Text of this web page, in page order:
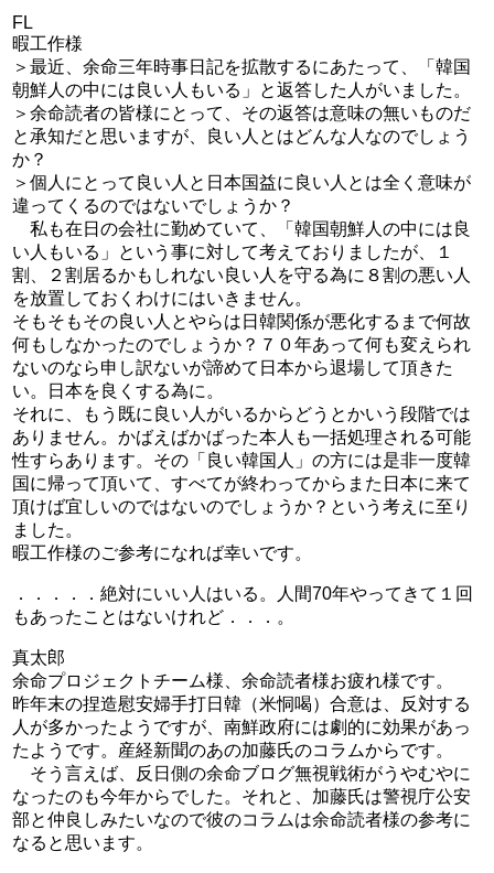
FL
暇工作様
＞最近、余命三年時事日記を拡散するにあたって、「韓国
朝鮮人の中には良い人もいる」と返答した人がいました。
＞余命読者の皆様にとって、その返答は意味の無いものだ
と承知だと思いますが、良い人とはどんな人なのでしょう
か？
＞個人にとって良い人と日本国益に良い人とは全く意味が
違ってくるのではないでしょうか？
私も在日の会社に勤めていて、「韓国朝鮮人の中には良
い人もいる」という事に対して考えておりましたが、１
割、２割居るかもしれない良い人を守る為に８割の悪い人
を放置しておくわけにはいきません。
そもそもその良い人とやらは日韓関係が悪化するまで何故
何もしなかったのでしょうか？７０年あって何も変えられ
ないのなら申し訳ないが諦めて日本から退場して頂きた
い。日本を良くする為に。
それに、もう既に良い人がいるからどうとかいう段階では
ありません。かばえばかばった本人も一括処理される可能
性すらあります。その「良い韓国人」の方には是非一度韓
国に帰って頂いて、すべてが終わってからまた日本に来て
頂けば宜しいのではないのでしょうか？という考えに至り
ました。
暇工作様のご参考になれば幸いです。
．．．．．絶対にいい人はいる。人間70年やってきて１回
もあったことはないけれど．．．。
真太郎
余命プロジェクトチーム様、余命読者様お疲れ様です。
昨年末の捏造慰安婦手打日韓（米恫喝）合意は、反対する
人が多かったようですが、南鮮政府には劇的に効果があっ
たようです。産経新聞のあの加藤氏のコラムからです。
そう言えば、反日側の余命ブログ無視戦術がうやむやに
なったのも今年からでした。それと、加藤氏は警視庁公安
部と仲良しみたいなので彼のコラムは余命読者様の参考に
なると思います。